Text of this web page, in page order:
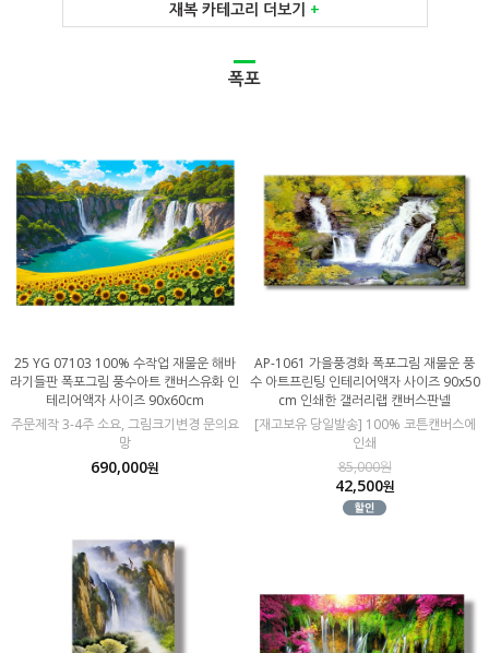
재복 카테고리 더보기 +
폭포
25 YG 07103 100% 수작업 재물운 해바
라기들판 폭포그림 풍수아트 캔버스유화 인
테리어액자 사이즈 90x60cm
주문제작 3-4주 소요, 그림크기변경 문의요
망
690,000원
AP-1061 가을풍경화 폭포그림 재물운 풍
수 아트프린팅 인테리어액자 사이즈 90x50
cm 인쇄한 갤러리랩 캔버스판넬
[재고보유 당일발송] 100% 코튼캔버스에
인쇄
85,000원
42,500원